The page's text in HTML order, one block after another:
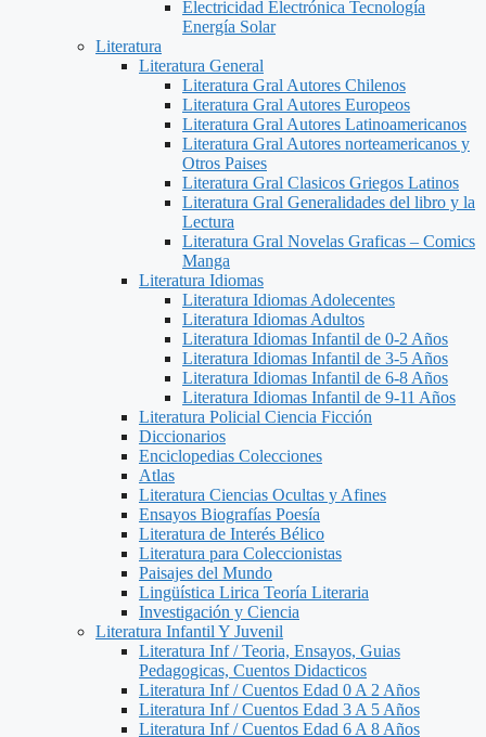
Electricidad Electrónica Tecnología
Energía Solar
Literatura
Literatura General
Literatura Gral Autores Chilenos
Literatura Gral Autores Europeos
Literatura Gral Autores Latinoamericanos
Literatura Gral Autores norteamericanos y
Otros Paises
Literatura Gral Clasicos Griegos Latinos
Literatura Gral Generalidades del libro y la
Lectura
Literatura Gral Novelas Graficas – Comics
Manga
Literatura Idiomas
Literatura Idiomas Adolecentes
Literatura Idiomas Adultos
Literatura Idiomas Infantil de 0-2 Años
Literatura Idiomas Infantil de 3-5 Años
Literatura Idiomas Infantil de 6-8 Años
Literatura Idiomas Infantil de 9-11 Años
Literatura Policial Ciencia Ficción
Diccionarios
Enciclopedias Colecciones
Atlas
Literatura Ciencias Ocultas y Afines
Ensayos Biografías Poesía
Literatura de Interés Bélico
Literatura para Coleccionistas
Paisajes del Mundo
Lingüística Lirica Teoría Literaria
Investigación y Ciencia
Literatura Infantil Y Juvenil
Literatura Inf / Teoria, Ensayos, Guias
Pedagogicas, Cuentos Didacticos
Literatura Inf / Cuentos Edad 0 A 2 Años
Literatura Inf / Cuentos Edad 3 A 5 Años
Literatura Inf / Cuentos Edad 6 A 8 Años